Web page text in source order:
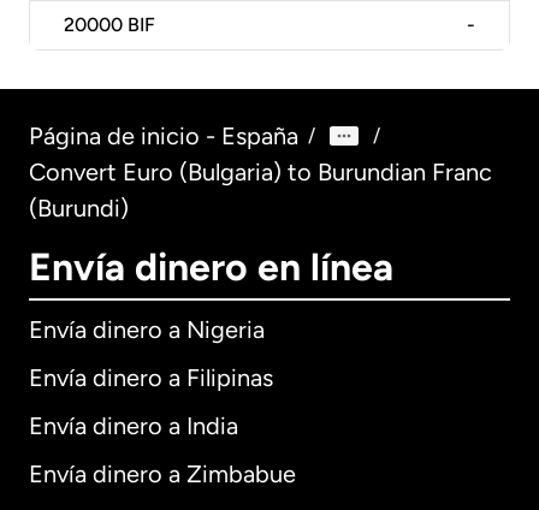
20000 BIF -
Página de inicio - España / /
Convert Euro (Bulgaria) to Burundian Franc
(Burundi)
Envía dinero en línea
Envía dinero a Nigeria
Envía dinero a Filipinas
Envía dinero a India
Envía dinero a Zimbabue